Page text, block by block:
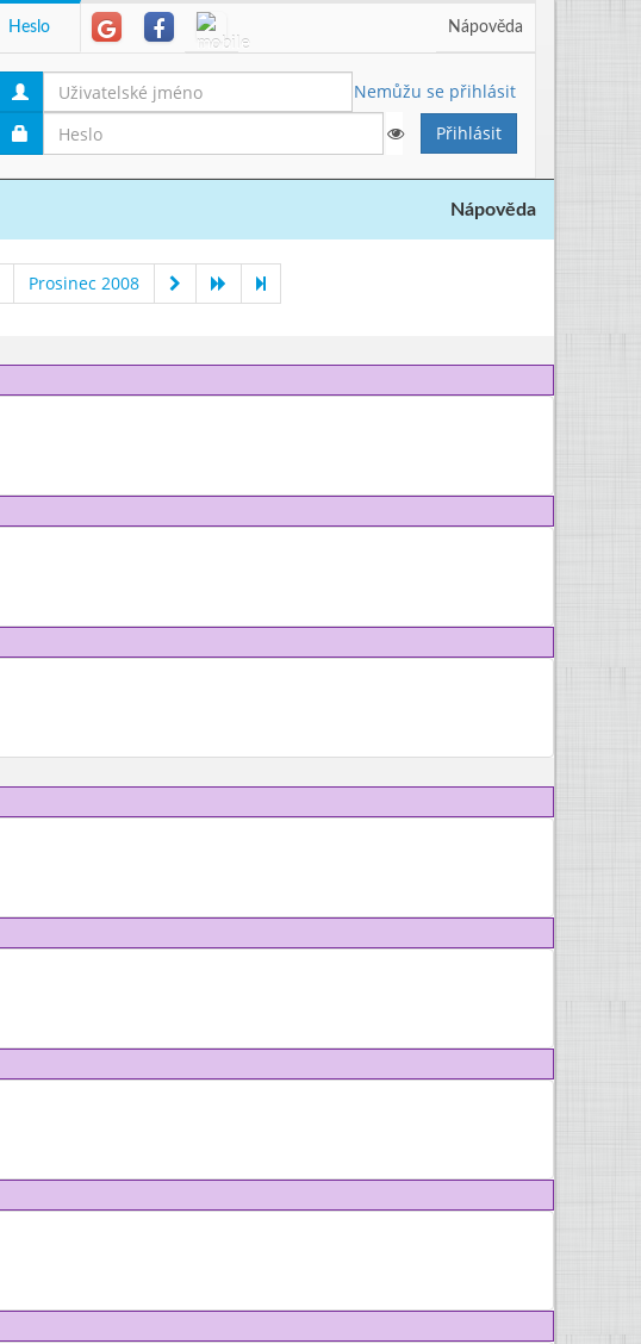
Heslo Nápověda
Nemůžu se přihlásit
Nápověda
Prosinec 2008